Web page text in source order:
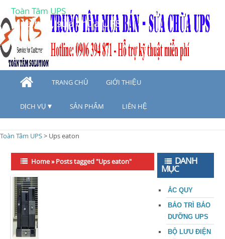
Toàn Tâm UPS
Mua bán, sửa chữa UPS
TRANG CHỦ GIỚI THIỆU
DỊCH VỤ SẢN PHẨM LIÊN HỆ
Toàn Tâm UPS> Ups eaton
Home»Posts tagged "Ups eaton" DANH
MỤC
ẮC QUY
BẢO TRÌ BẢO
DƯỠNG UPS
BỘ LƯU ĐIỆN